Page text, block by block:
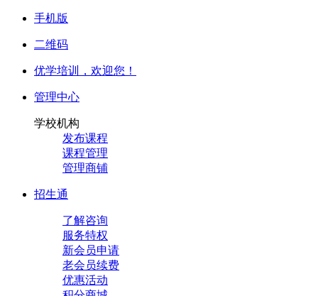
手机版
二维码
优学培训， 欢迎您！
管理中心
学校机构
发布课程
课程管理
管理商铺
招生通
了解咨询
服务特权
新会员申请
老会员续费
优惠活动